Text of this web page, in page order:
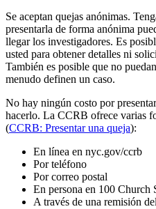
Se aceptan quejas anónimas.
presentarla de forma anónima
llegar los investigadores. Es
usted para obtener detalles ni
También es posible que no
menudo definen un caso.
No hay ningún costo por
hacerlo. La CCRB ofrece varias
(CCRB: Presentar una queja):
En línea en nyc.gov/ccrb
Por teléfono
Por correo postal
En persona en 100 Church
A través de una remisión